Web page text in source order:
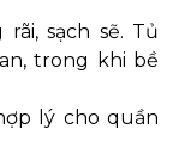
sạch sẽ. Tủ
trong khi bề
lý cho quần